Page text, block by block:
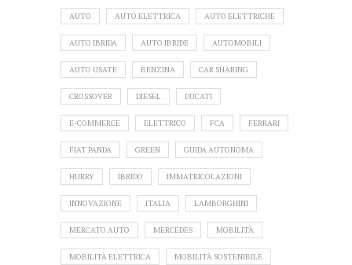
AUTO AUTO ELETTRICA AUTO ELETTRICHE
AUTO IBRIDA AUTO IBRIDE AUTOMOBILI
AUTO USATE BENZINA CAR SHARING
CROSSOVER DIESEL DUCATI
E-COMMERCE ELETTRICO FCA FERRARI
FIAT PANDA GREEN GUIDA AUTONOMA
HURRY IBRIDO IMMATRICOLAZIONI
INNOVAZIONE ITALIA LAMBORGHINI
MERCATO AUTO MERCEDES MOBILITÀ
MOBILITÀ ELETTRICA MOBILITÀ SOSTENIBILE